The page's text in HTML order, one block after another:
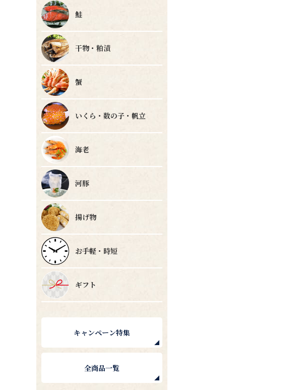
鮭
干物・粕漬
蟹
いくら・数の子・帆立
海老
河豚
揚げ物
お手軽・時短
ギフト
キャンペーン特集
全商品一覧